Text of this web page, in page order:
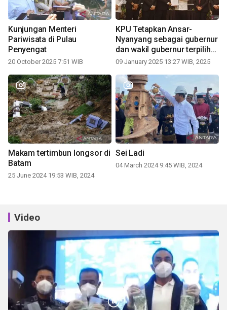
Kunjungan Menteri
Pariwisata di Pulau
Penyengat
20 October 2025 7:51 WIB
KPU Tetapkan Ansar-
Nyanyang sebagai gubernur
dan wakil gubernur terpilih
periode 2025-2030
09 January 2025 13:27 WIB, 2025
Makam tertimbun longsor di
Batam
25 June 2024 19:53 WIB, 2024
Sei Ladi
04 March 2024 9:45 WIB, 2024
Video